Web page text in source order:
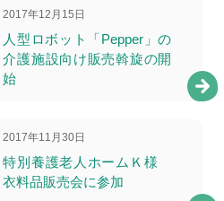
2017年12月15日
人型ロボット「Pepper」の
介護施設向け販売斡旋の開
始
2017年11月30日
特別養護老人ホームＫ様
衣料品販売会に参加